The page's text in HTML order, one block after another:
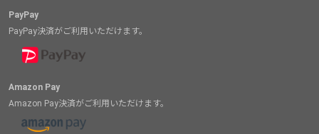
PayPay
PayPay決済がご利用いただけます。
Amazon Pay
Amazon Pay決済がご利用いただけます。